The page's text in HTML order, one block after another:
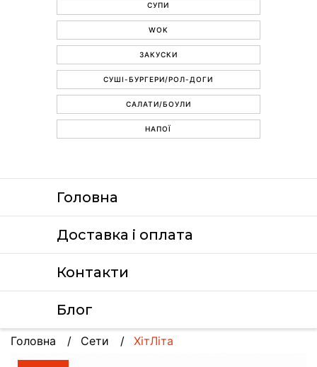
СУПИ
WOK
ЗАКУСКИ
СУШІ-БУРГЕРИ/РОЛ-ДОГИ
САЛАТИ/БОУЛИ
НАПОЇ
Головна
Доставка i оплата
Контакти
Блог
Головна Сети ХітЛіта